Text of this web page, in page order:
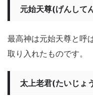
元始天尊(げんして
最高神は元始天尊と呼
取り入れたものです。
太上老君(たいじょ